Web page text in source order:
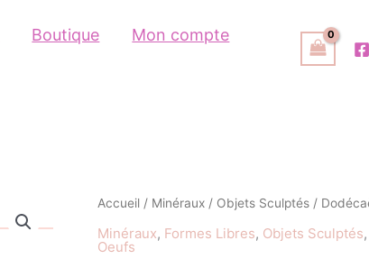
Boutique
Mon compte
Accueil/ Minéraux/ Objets Sculptés/
Minéraux, Formes Libres, Objets Sculptés,
Oeufs